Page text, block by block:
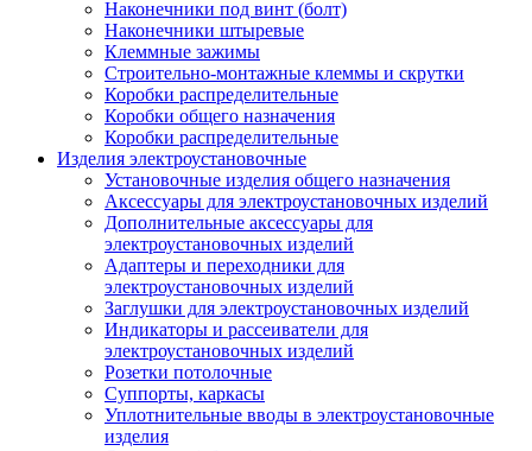
Наконечники под винт (болт)
Наконечники штыревые
Клеммные зажимы
Строительно-монтажные клеммы и скрутки
Коробки распределительные
Коробки общего назначения
Коробки распределительные
Изделия электроустановочные
Установочные изделия общего назначения
Аксессуары для электроустановочных изделий
Дополнительные аксессуары для
электроустановочных изделий
Адаптеры и переходники для
электроустановочных изделий
Заглушки для электроустановочных изделий
Индикаторы и рассеиватели для
электроустановочных изделий
Розетки потолочные
Суппорты, каркасы
Уплотнительные вводы в электроустановочные
изделия